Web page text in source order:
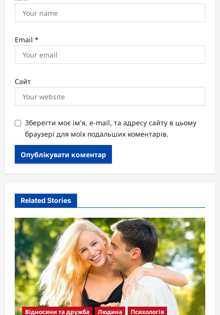
Email *
Сайт
Зберегти моє ім'я, e-mail, та адресу сайту в цьому
браузері для моїх подальших коментарів.
Related Stories
Відносини та дружба Людина Психологія